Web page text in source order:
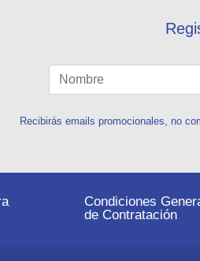
Recibirás emails promocionales, no
Condiciones
de Contratación